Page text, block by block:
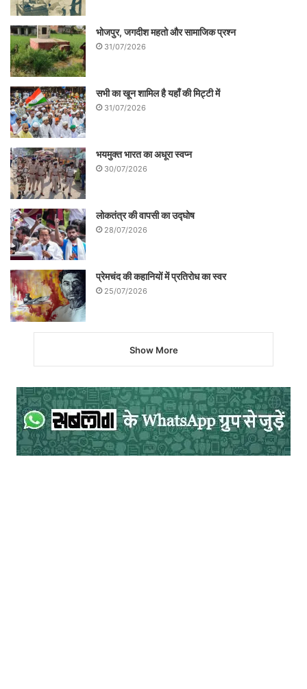
भोजपुर, जगदीश महतो और सामाजिक प्रश्न
31/07/2026
सभी का खून शामिल है यहाँ की मिट्टी में
31/07/2026
भयमुक्त भारत का अधूरा स्वप्न
30/07/2026
लोकतंत्र की वापसी का उद्घोष
28/07/2026
प्रेमचंद की कहानियों में प्रतिरोध का स्वर
25/07/2026
Show More